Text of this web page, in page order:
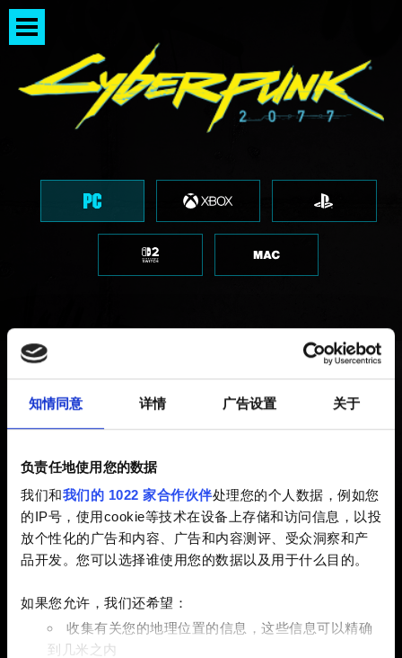
知情同意 详情 广告设置 关于
负责任地使用您的数据
我们和我们的 1022 家合作伙伴处理您的个人数据，例如您
的IP号，使用cookie等技术在设备上存储和访问信息，以投
放个性化的广告和内容、广告和内容测评、受众洞察和产
品开发。您可以选择谁使用您的数据以及用于什么目的。
如果您允许，我们还希望：
收集有关您的地理位置的信息，这些信息可以精确
到几米之内
Windows 7 - 不支持全屏幕模
式
已创建 5 years ago 已更新 5 months ago
由于 Windows 7 移植工具的限制，全屏幕模式在目前的游
戏版本中不可用。
Windows 7 。我们建议您将系统升级到 Windows 10 来获
得最佳的游戏体验。